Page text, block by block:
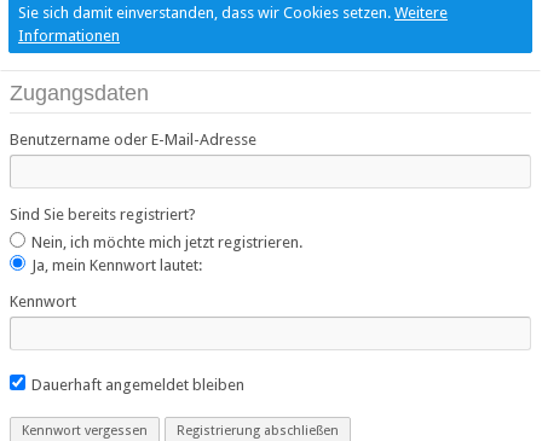
Sie sich damit einverstanden, dass wir Cookies setzen. Weitere
Informationen
Zugangsdaten
Benutzername oder E-Mail-Adresse
Sind Sie bereits registriert?
Nein, ich möchte mich jetzt registrieren.
Ja, mein Kennwort lautet:
Kennwort
Dauerhaft angemeldet bleiben
Kennwort vergessen Registrierung abschließen